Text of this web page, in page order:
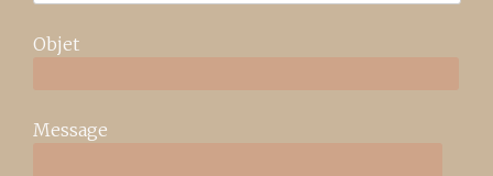
Objet
Message